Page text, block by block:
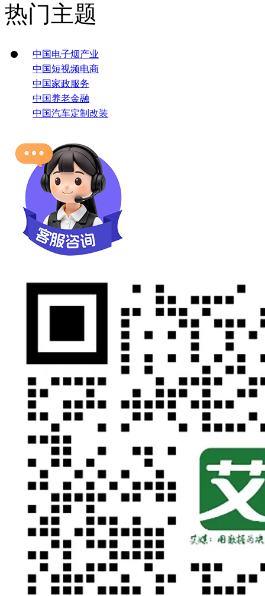
热门主题
中国电子烟产业
中国短视频电商
中国家政服务
中国养老金融
中国汽车定制改装